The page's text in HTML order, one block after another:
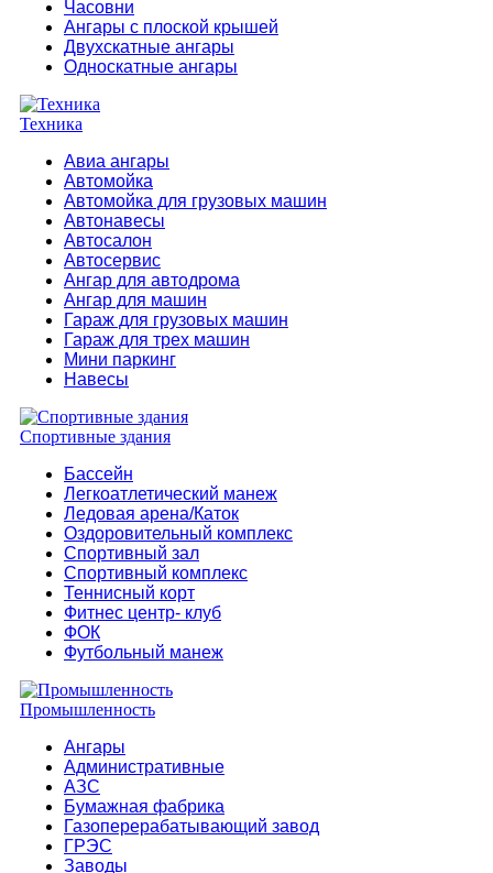
Часовни
Ангары с плоской крышей
Двухскатные ангары
Односкатные ангары
Техника
Авиа ангары
Автомойка
Автомойка для грузовых машин
Автонавесы
Автосалон
Автосервис
Ангар для автодрома
Ангар для машин
Гараж для грузовых машин
Гараж для трех машин
Мини паркинг
Навесы
Спортивные здания
Бассейн
Легкоатлетический манеж
Ледовая арена/Каток
Оздоровительный комплекс
Спортивный зал
Спортивный комплекс
Теннисный корт
Фитнес центр- клуб
ФОК
Футбольный манеж
Промышленность
Ангары
Административные
АЗС
Бумажная фабрика
Газоперерабатывающий завод
ГРЭС
Заводы